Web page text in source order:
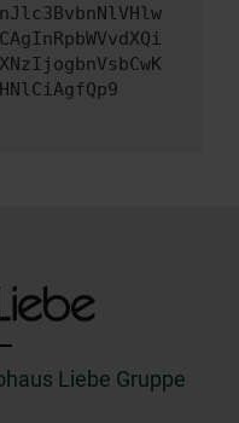
Liebe Gruppe